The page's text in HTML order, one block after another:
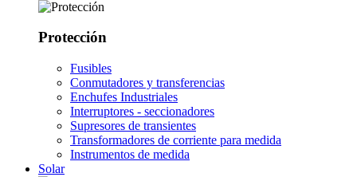
Protección
Fusibles
Conmutadores y transferencias
Enchufes Industriales
Interruptores - seccionadores
Supresores de transientes
Transformadores de corriente para medida
Instrumentos de medida
Solar